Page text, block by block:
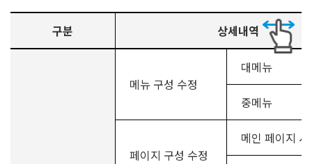
구분 상세내역
메뉴 구성 수정
대메뉴
중메뉴
페이지 구성 수정
메인 페이지